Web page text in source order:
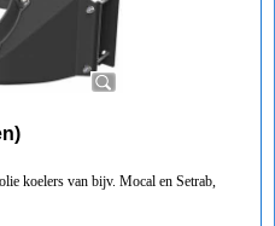
koelers van bijv. Mocal en Setrab,